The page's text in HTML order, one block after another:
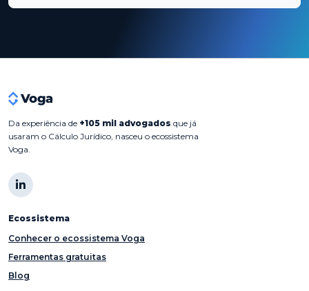
Da experiência de +105 mil advogados que já
usaram o Cálculo Jurídico, nasceu o ecossistema
Voga.
Ecossistema
Conhecer o ecossistema Voga
Ferramentas gratuitas
Blog